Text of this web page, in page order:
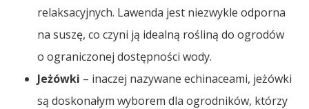
relaksacyjnych. Lawenda jest niezwykle odporna
na suszę, co czyni ją idealną rośliną do ogrodów
o ograniczonej dostępności wody.
Jeżówki – inaczej nazywane echinaceami, jeżówki
są doskonałym wyborem dla ogrodników, którzy